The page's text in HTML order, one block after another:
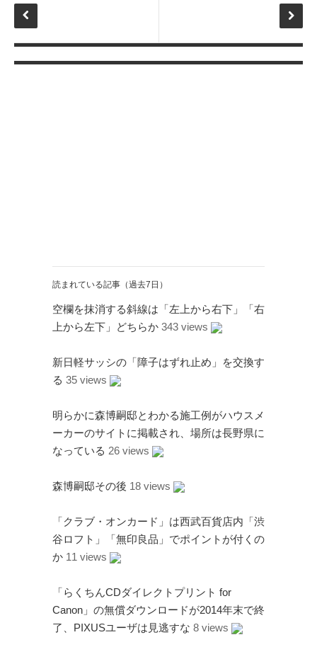
読まれている記事（過去7日）
空欄を抹消する斜線は「左上から右下」「右
上から左下」どちらか 343 views
新日軽サッシの「障子はずれ止め」を交換す
る 35 views
明らかに森博嗣邸とわかる施工例がハウスメ
ーカーのサイトに掲載され、場所は長野県に
なっている 26 views
森博嗣邸その後 18 views
「クラブ・オンカード」は西武百貨店内「渋
谷ロフト」「無印良品」でポイントが付くの
か 11 views
「らくちんCDダイレクトプリント for
Canon」の無償ダウンロードが2014年末で終
了、PIXUSユーザは見逃すな 8 views